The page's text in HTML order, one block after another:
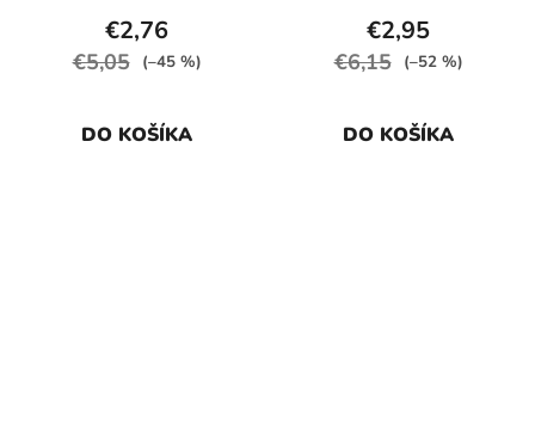
€2,76
€5,05 (–45 %)
DO KOŠÍKA
€2,95
€6,15 (–52 %)
DO KOŠÍKA